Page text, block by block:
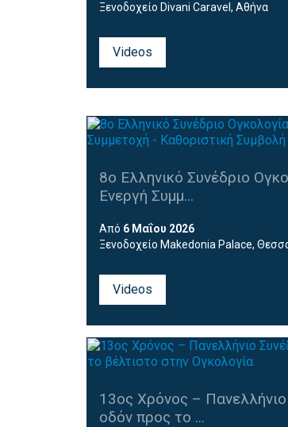
Ξενοδοχείο Divani Caravel, Αθήνα
Videos
8ο Ελληνικό Συνέδριο
Ενεργή Συμμ...
Από 6 Μαΐου 2026
Ξενοδοχείο Makedonia Palace,
Για την παρακολούθηση των On
παρακαλούμε
λάβατε
κατα την εγγραφή σας
Videos
13ος Χρόνος – Πανελλήνιο
οδόν προς το ...